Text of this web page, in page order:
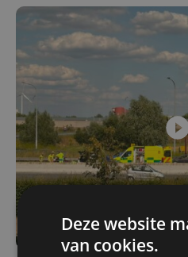
Deze website
van cookies.